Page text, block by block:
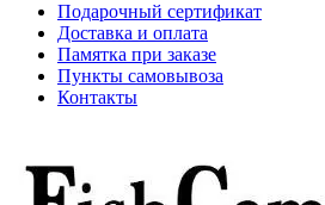
Подарочный сертификат
Доставка и оплата
Памятка при заказе
Пункты самовывоза
Контакты